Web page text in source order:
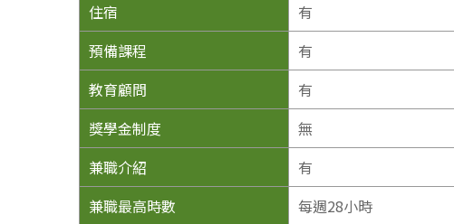
住宿
有
預備課程
有
教育顧問
有
獎學金制度
無
兼職介紹
有
兼職最高時數
每週28小時